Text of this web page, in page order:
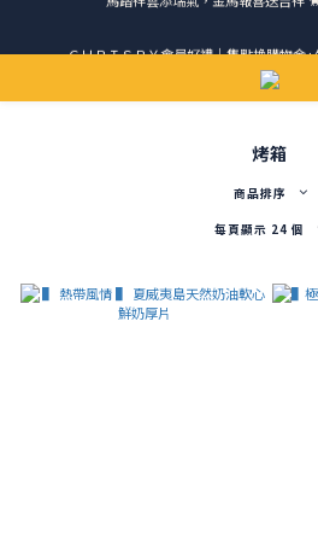
請跟我們一起旅行! 加入官方LINE
烤箱
商品排序
每頁顯示 24 個